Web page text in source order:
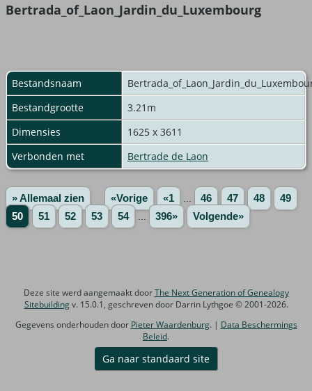
Bertrada_of_Laon_Jardin_du_Luxembourg
Bestandsnaam
Bestandgrootte
3.21m
Dimensies
1625 x 3611
Verbonden met
Bertrade de Laon
» Allemaal zien «Vorige «1 46 47 48
49
50
51 52 53 54 396» Volgende»
Deze site werd aangemaakt doorThe Next Generation of Genealogy
Sitebuildingv. 15.0.1, geschreven door Darrin Lythgoe © 2001-2026.
Gegevens onderhouden door Pieter Waardenburg. | Data Beschermings
Beleid.
Ga naar standaard site